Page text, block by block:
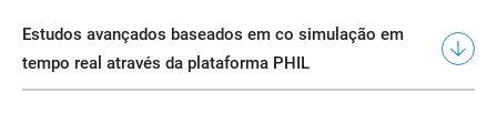
Estudos avançados baseados em co simulação em
tempo real através da plataforma PHIL